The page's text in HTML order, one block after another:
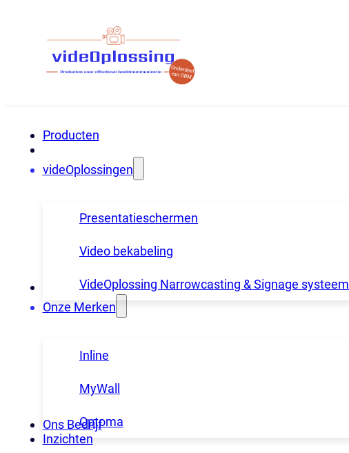
Producten
videOplossingen
Presentatieschermen
Video bekabeling
VideOplossing Narrowcasting & Signage systeem
Onze Merken
Inline
MyWall
Optoma
Ons Bedrijf
Inzichten